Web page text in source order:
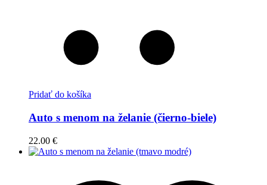
Pridať do košíka
Auto s menom na želanie (čierno-biele)
22.00 €